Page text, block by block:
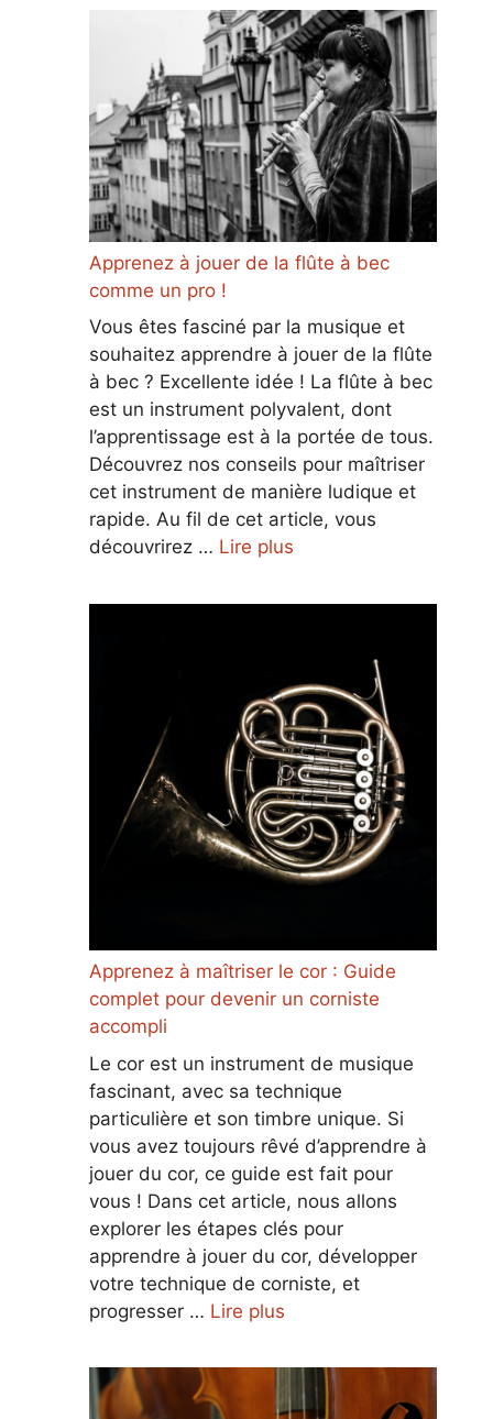
Apprenez à jouer de la flûte à bec
comme un pro !
Vous êtes fasciné par la musique et
souhaitez apprendre à jouer de la flûte
à bec ? Excellente idée ! La flûte à bec
est un instrument polyvalent, dont
l’apprentissage est à la portée de tous.
Découvrez nos conseils pour maîtriser
cet instrument de manière ludique et
rapide. Au fil de cet article, vous
découvrirez … Lire plus
Apprenez à maîtriser le cor : Guide
complet pour devenir un corniste
accompli
Le cor est un instrument de musique
fascinant, avec sa technique
particulière et son timbre unique. Si
vous avez toujours rêvé d’apprendre à
jouer du cor, ce guide est fait pour
vous ! Dans cet article, nous allons
explorer les étapes clés pour
apprendre à jouer du cor, développer
votre technique de corniste, et
progresser … Lire plus